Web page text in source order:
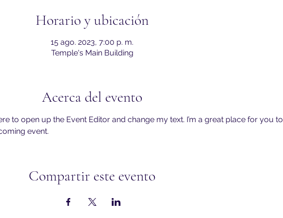
Horario y ubicación
15 ago. 2023, 7:00 p. m.
Temple's Main Building
Acerca del evento
to open up the Event Editor and change my text. I’m a great place for you to
event.
Compartir este evento